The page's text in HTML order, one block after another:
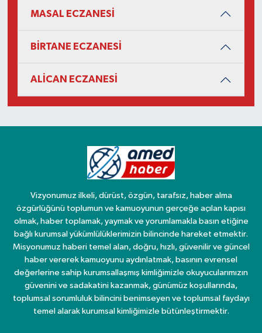
MASAL ECZANESİ
BİRTANE ECZANESİ
ALİCAN ECZANESİ
Vizyonumuz ilkeli, dürüst, özgün, tarafsız, haber alma
özgürlüğünü toplumun ve kamuoyunun gerçeğe açılan kapısı
olmak, haber toplamak, yaymak ve yorumlamakla basın etiğine
bağlı kurumsal yükümlülüklerimizin bilincinde hareket etmektir.
Misyonumuz haberi temel alan, doğru, hızlı, güvenilir ve güncel
haber vererek kamuoyunu aydınlatmak, basının evrensel
değerlerine sahip kurumsallaşmış kimliğimizle okuyucularımızın
güvenini ve sadakatini kazanmak, günümüz koşullarında,
toplumsal sorumluluk bilincini benimseyen ve toplumsal faydayı
temel alarak kurumsal kimliğimizle bütünleştirmektir.